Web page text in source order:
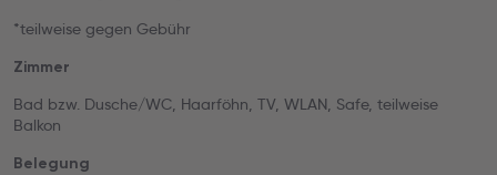
*teilweise gegen Gebühr
Zimmer
Bad bzw. Dusche/WC, Haarföhn, TV, WLAN, Safe, teilweise
Balkon
Belegung